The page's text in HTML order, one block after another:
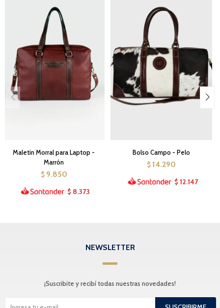
Maletin Morral para Laptop -
Marrón
$ 9.850
$ 8.373
Bolso Campo - Pelo
$ 14.290
$ 12.147
NEWSLETTER
¡Suscribite y recibí todas nuestras novedades!